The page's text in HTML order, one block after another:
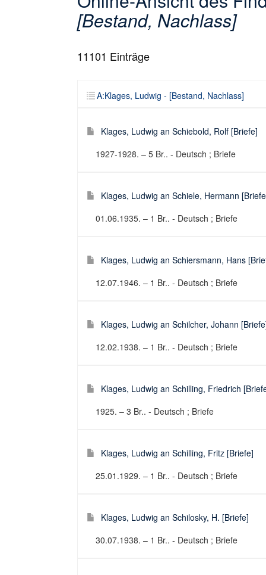
[Bestand, Nachlass]
11101 Einträge
A:Klages, Ludwig - [Bestand, Nachlass]
Klages, Ludwig an Schiebold, Rolf [Briefe]
1927-1928. – 5 Br.. - Deutsch ; Briefe
Klages, Ludwig an Schiele, Hermann
01.06.1935. – 1 Br.. - Deutsch ; Briefe
Klages, Ludwig an Schiersmann, Hans
12.07.1946. – 1 Br.. - Deutsch ; Briefe
Klages, Ludwig an Schilcher, Johann
12.02.1938. – 1 Br.. - Deutsch ; Briefe
Klages, Ludwig an Schilling, Friedrich
1925. – 3 Br.. - Deutsch ; Briefe
Klages, Ludwig an Schilling, Fritz [Briefe]
25.01.1929. – 1 Br.. - Deutsch ; Briefe
Klages, Ludwig an Schilosky, H. [Briefe]
30.07.1938. – 1 Br.. - Deutsch ; Briefe